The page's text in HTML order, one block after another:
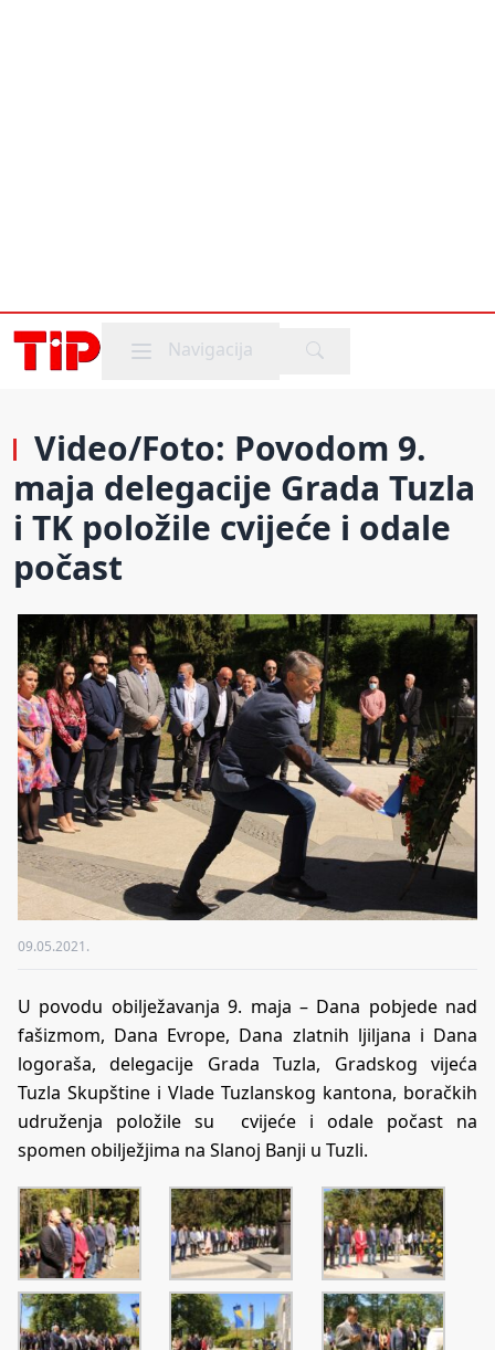
Mobile menu
Navigacija
Video/Foto: Povodom 9.
maja delegacije Grada Tuzla
i TK položile cvijeće i odale
počast
09.05.2021.
U povodu obilježavanja 9. maja – Dana pobjede nad
fašizmom, Dana Evrope, Dana zlatnih ljiljana i Dana
logoraša, delegacije Grada Tuzla, Gradskog vijeća
Tuzla Skupštine i Vlade Tuzlanskog kantona, boračkih
udruženja položile su cvijeće i odale počast na
spomen obilježjima na Slanoj Banji u Tuzli.